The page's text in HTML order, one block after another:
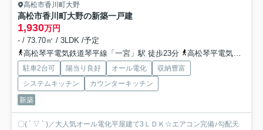
高松市香川町大野
高松市香川町大野の新築一戸建
1,930万円
- / 73.70㎡ / 3LDK /予定
高松琴平電気鉄道琴平線「一宮」駅 徒歩23分
高松琴平電気鉄道琴平線「空港通り」駅 徒歩32分
駐車2台可 陽当り良好 オール電化
収納豊富
システムキッチン
カウンターキッチン
新築
〇( ´ ▽ ` )／大人気オール電化平屋建て3ＬＤＫ☆エアコン完備♪勾配天